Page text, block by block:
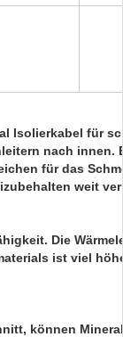
Isolierkabel für
nach innen.
für das
weit
Die
ist viel
können